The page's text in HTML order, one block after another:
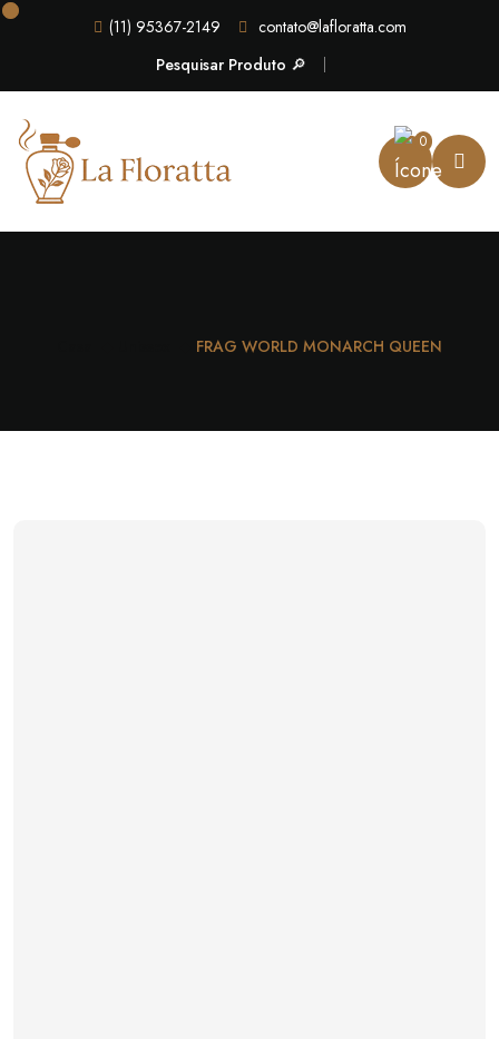
(11) 95367-2149
contato@lafloratta.com
Pesquisar Produto 🔎
0
FRAG WORLD MONARCH QUEEN